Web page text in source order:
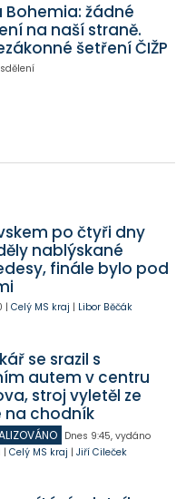
Bohemia: žádné
na naší straně.
šetření ČIŽP
po čtyři dny
nablýskané
finále bylo pod
| Celý MS kraj | Libor Běčák
se srazil s
autem v centru
stroj vyletěl ze
na chodník
Dnes 9:45, vydáno
| Celý MS kraj | Jiří Cileček